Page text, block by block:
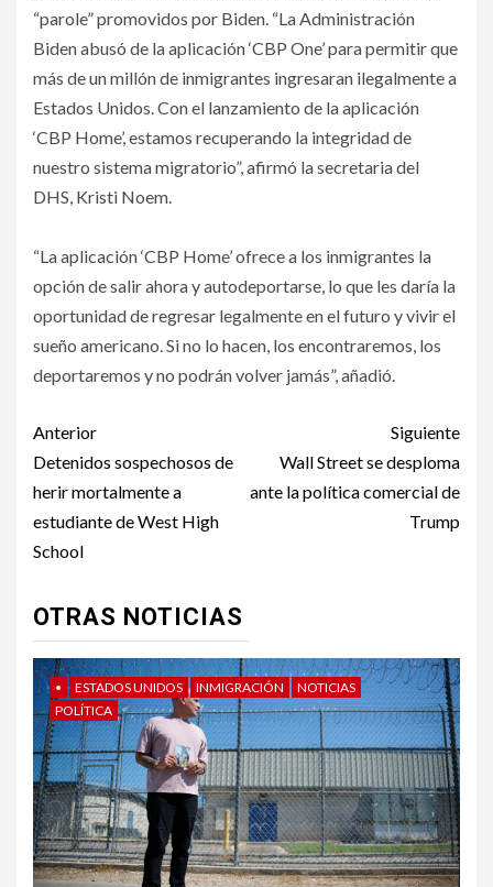
“parole” promovidos por Biden. “La Administración
Biden abusó de la aplicación ‘CBP One’ para permitir que
más de un millón de inmigrantes ingresaran ilegalmente a
Estados Unidos. Con el lanzamiento de la aplicación
‘CBP Home’, estamos recuperando la integridad de
nuestro sistema migratorio”, afirmó la secretaria del
DHS, Kristi Noem.
“La aplicación ‘CBP Home’ ofrece a los inmigrantes la
opción de salir ahora y autodeportarse, lo que les daría la
oportunidad de regresar legalmente en el futuro y vivir el
sueño americano. Si no lo hacen, los encontraremos, los
deportaremos y no podrán volver jamás”, añadió.
Post
navigation
Anterior
Detenidos sospechosos de
herir mortalmente a
estudiante de West High
School
Siguiente
Wall Street se desploma
ante la política comercial de
Trump
OTRAS NOTICIAS
• ESTADOS UNIDOS INMIGRACIÓN
NOTICIAS
POLÍTICA